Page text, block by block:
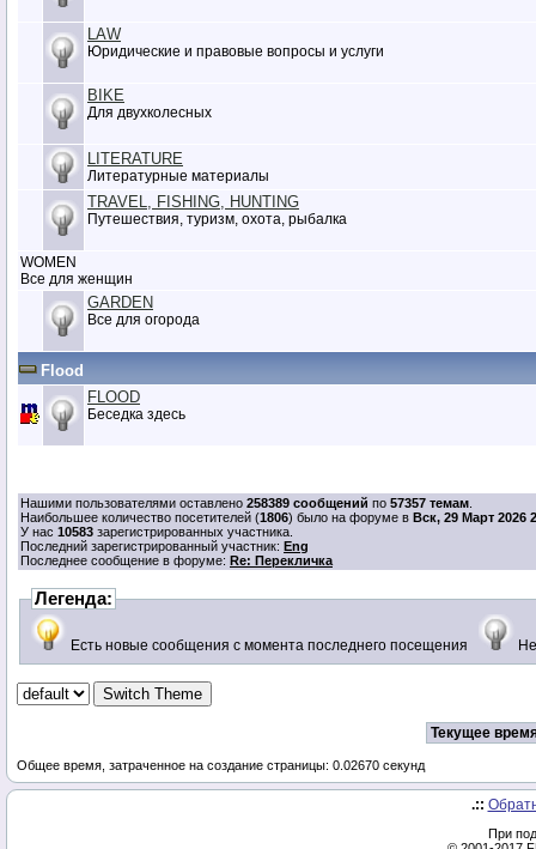
LAW
Юридические и правовые вопросы и услуги
BIKE
Для двухколесных
LITERATURE
Литературные материалы
TRAVEL, FISHING, HUNTING
Путешествия, туризм, охота, рыбалка
WOMEN
Все для женщин
GARDEN
Все для огорода
Flood
FLOOD
Беседка здесь
Нашими пользователями оставлено 258389 сообщений по 57357 темам
Наибольшее количество посетителей (1806) было на форуме в Вск, 29 Март 2026
У нас 10583 зарегистрированных участника.
Последний зарегистрированный участник: Eng
Последнее сообщение в форуме: Re: Перекличка
Легенда:
Есть новые сообщения с момента последнего посещения
Текущее
Общее время, затраченное на создание страницы: 0.02670 секунд
.::
При